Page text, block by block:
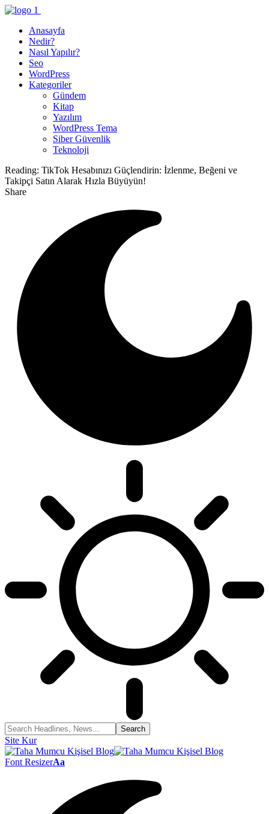
Anasayfa
Nedir?
Nasıl Yapılır?
Seo
WordPress
Kategoriler
Gündem
Kitap
Yazılım
WordPress Tema
Siber Güvenlik
Teknoloji
Reading: TikTok Hesabınızı Güçlendirin: İzlenme, Beğeni ve
Takipçi Satın Alarak Hızla Büyüyün!
Share
Site Kur
Font ResizerAa